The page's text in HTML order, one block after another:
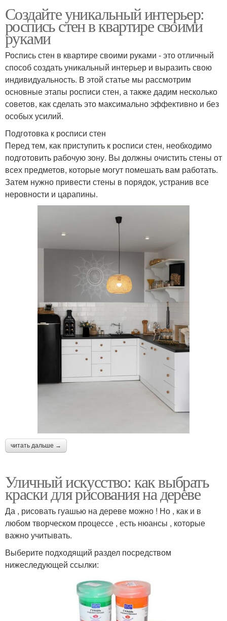
Создайте уникальный интерьер:
роспись стен в квартире своими
руками
Роспись стен в квартире своими руками - это отличный
способ создать уникальный интерьер и выразить свою
индивидуальность. В этой статье мы рассмотрим
основные этапы росписи стен, а также дадим несколько
советов, как сделать это максимально эффективно и без
особых усилий.
Подготовка к росписи стен
Перед тем, как приступить к росписи стен, необходимо
подготовить рабочую зону. Вы должны очистить стены от
всех предметов, которые могут помешать вам работать.
Затем нужно привести стены в порядок, устранив все
неровности и царапины.
читать дальше →
Уличный искусство: как выбрать
краски для рисования на дереве
Да , рисовать гуашью на дереве можно ! Но , как и в
любом творческом процессе , есть нюансы , которые
важно учитывать.
Выберите подходящий раздел посредством
нижеследующей ссылки: